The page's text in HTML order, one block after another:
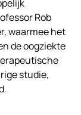
Rob
waarmee het
de oogziekte
studie,